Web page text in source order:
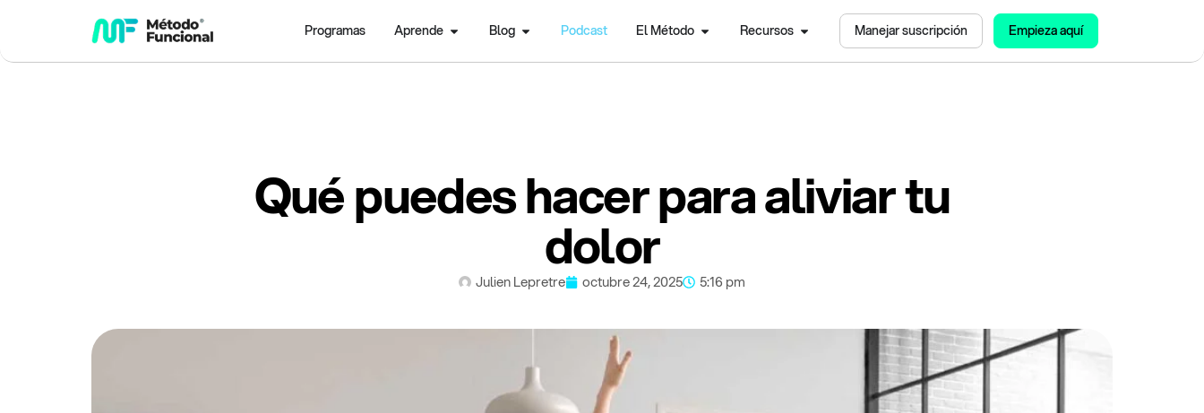
Programas Aprende Blog Podcast El Método Recursos Manejar suscripción Empieza aquí
Qué puedes hacer para aliviar tu
dolor
Julien Lepretre octubre 24, 2025 5:16 pm